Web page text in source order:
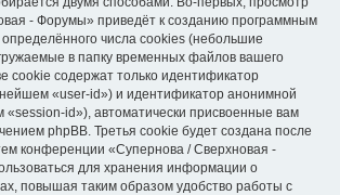
- Форумы» приведёт к созданию программным
числа cookies (небольшие
в папку временных файлов вашего
cookie содержат только идентификатор
«user-id») и идентификатор анонимной
«session-id»), автоматически присвоенные вам
phpBB. Третья cookie будет создана после
конференции «Супернова / Сверхновая -
для хранения информации о
повышая таким образом удобство работы с